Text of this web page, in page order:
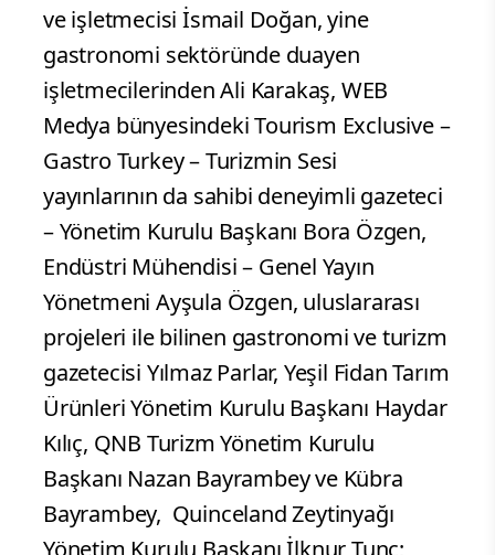
ve işletmecisi İsmail Doğan, yine
gastronomi sektöründe duayen
işletmecilerinden Ali Karakaş, WEB
Medya bünyesindeki Tourism Exclusive –
Gastro Turkey – Turizmin Sesi
yayınlarının da sahibi deneyimli gazeteci
– Yönetim Kurulu Başkanı Bora Özgen,
Endüstri Mühendisi – Genel Yayın
Yönetmeni Ayşula Özgen, uluslararası
projeleri ile bilinen gastronomi ve turizm
gazetecisi Yılmaz Parlar, Yeşil Fidan Tarım
Ürünleri Yönetim Kurulu Başkanı Haydar
Kılıç, QNB Turizm Yönetim Kurulu
Başkanı Nazan Bayrambey ve Kübra
Bayrambey, Quinceland Zeytinyağı
Yönetim Kurulu Başkanı İlknur Tunç;